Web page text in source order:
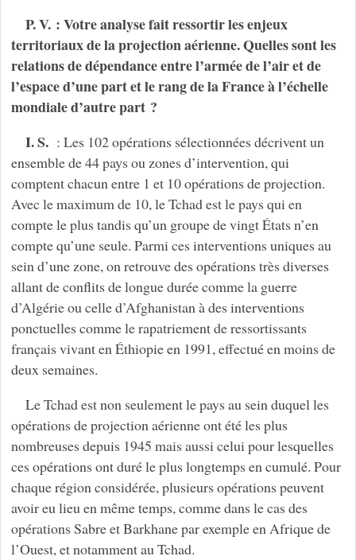
P. V. : Votre analyse fait ressortir les enjeux
territoriaux de la projection aérienne. Quelles sont les
relations de dépendance entre l’armée de l’air et de
l’espace d’une part et le rang de la France à l’échelle
mondiale d’autre part ?
I. S. : Les 102 opérations sélectionnées décrivent un
ensemble de 44 pays ou zones d’intervention, qui
comptent chacun entre 1 et 10 opérations de projection.
Avec le maximum de 10, le Tchad est le pays qui en
compte le plus tandis qu’un groupe de vingt États n’en
compte qu’une seule. Parmi ces interventions uniques au
sein d’une zone, on retrouve des opérations très diverses
allant de conflits de longue durée comme la guerre
d’Algérie ou celle d’Afghanistan à des interventions
ponctuelles comme le rapatriement de ressortissants
français vivant en Éthiopie en 1991, effectué en moins de
deux semaines.
Le Tchad est non seulement le pays au sein duquel les
opérations de projection aérienne ont été les plus
nombreuses depuis 1945 mais aussi celui pour lesquelles
ces opérations ont duré le plus longtemps en cumulé. Pour
chaque région considérée, plusieurs opérations peuvent
avoir eu lieu en même temps, comme dans le cas des
opérations Sabre et Barkhane par exemple en Afrique de
l’Ouest, et notamment au Tchad.